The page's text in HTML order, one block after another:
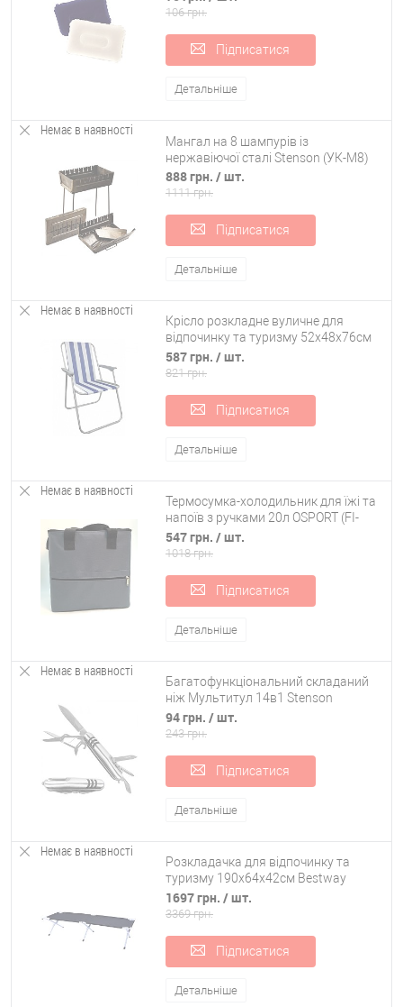
106 грн.
Підписатися
Детальніше
Немає в наявності
Мангал на 8 шампурів із
нержавіючої сталі Stenson (УК-М8)
888 грн. / шт.
1111 грн.
Підписатися
Детальніше
Немає в наявності
Крісло розкладне вуличне для
відпочинку та туризму 52х48х76см
Stenson Веселка (E05088)
587 грн. / шт.
821 грн.
Підписатися
Детальніше
Немає в наявності
Термосумка-холодильник для їжі та
напоїв з ручками 20л OSPORT (FI-
0127)
547 грн. / шт.
1018 грн.
Підписатися
Детальніше
Немає в наявності
Багатофункціональний складаний
ніж Мультитул 14в1 Stenson
(R87539/R16617)
94 грн. / шт.
243 грн.
Підписатися
Детальніше
Немає в наявності
Розкладачка для відпочинку та
туризму 190х64х42см Bestway
(68065)
1697 грн. / шт.
3369 грн.
Підписатися
Детальніше